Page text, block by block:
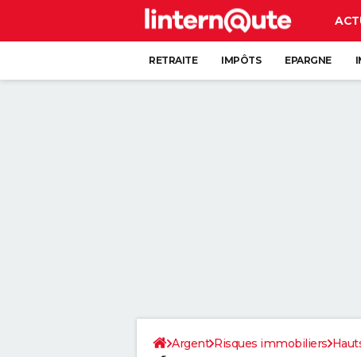
RETRAITE IMPÔTS EPARGNE
Argent Risques immobiliers